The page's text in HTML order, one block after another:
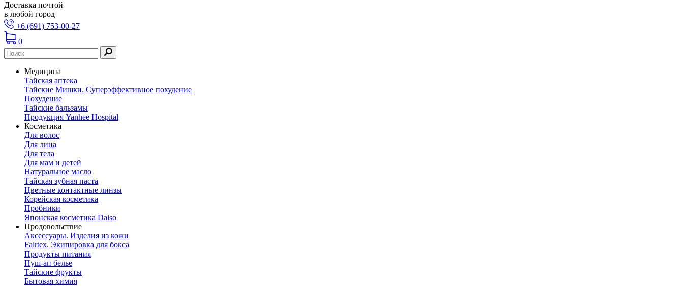
Доставка почтой
в любой город
+6 (691) 753-00-27
0
Медицина
Тайская аптека
Тайские Мишки. Суперэффективное похудение
Похудение
Тайские бальзамы
Продукция Yanhee Hospital
Косметика
Для волос
Для лица
Для тела
Для мам и детей
Натуральное масло
Тайская зубная паста
Цветные контактные линзы
Корейская косметика
Пробники
Японская косметика Daiso
Продовольствие
Аксессуары. Изделия из кожи
Fairtex. Экипировка для бокса
Продукты питания
Пуш-ап белье
Тайские фрукты
Бытовая химия